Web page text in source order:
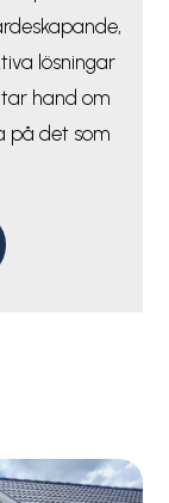
lösningar
hand om
på det som